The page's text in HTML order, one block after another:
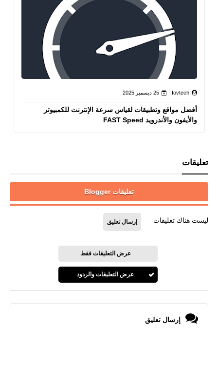
fovtech 25 ديسمبر 2025
أفضل مواقع وتطبيقات لقياس سرعة الإنترنت للكمبيوتر
والأيفون والأندرويد FAST Speed
تعليقات
تعليقات Blogger
ليست هناك تعليقات إرسال تعليق
عرض التعليقات فقط
عرض التعليقات والردود
إرسال تعليق